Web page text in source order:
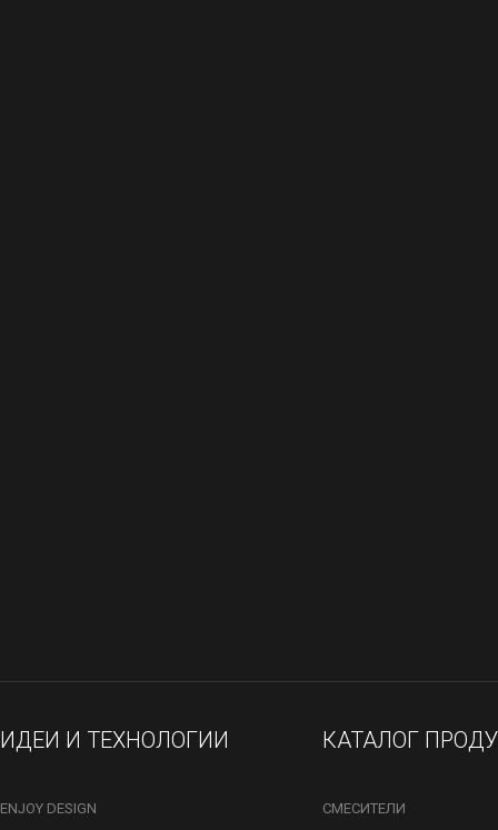
ИДЕИ И ТЕХНОЛОГИИ
ENJOY DESIGN
КАТАЛОГ
СМЕСИТЕЛИ